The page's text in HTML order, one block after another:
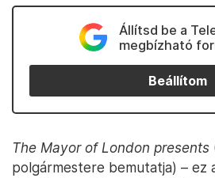
Állítsd be a
megbízható
Beállítom
The Mayor of London presents
polgármestere bemutatja) – ez